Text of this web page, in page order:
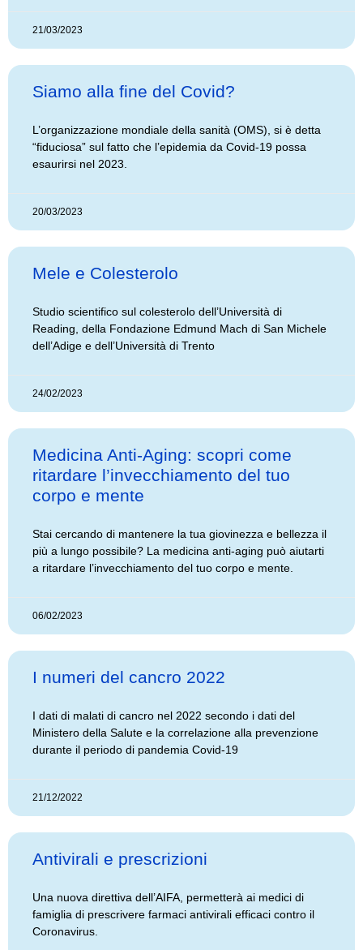
21/03/2023
Siamo alla fine del Covid?
L’organizzazione mondiale della sanità (OMS), si è detta
“fiduciosa” sul fatto che l’epidemia da Covid-19 possa
esaurirsi nel 2023.
20/03/2023
Mele e Colesterolo
Studio scientifico sul colesterolo dell’Università di
Reading, della Fondazione Edmund Mach di San Michele
dell’Adige e dell’Università di Trento
24/02/2023
Medicina Anti-Aging: scopri come
ritardare l’invecchiamento del tuo
corpo e mente
Stai cercando di mantenere la tua giovinezza e bellezza il
più a lungo possibile? La medicina anti-aging può aiutarti
a ritardare l’invecchiamento del tuo corpo e mente.
06/02/2023
I numeri del cancro 2022
I dati di malati di cancro nel 2022 secondo i dati del
Ministero della Salute e la correlazione alla prevenzione
durante il periodo di pandemia Covid-19
21/12/2022
Antivirali e prescrizioni
Una nuova direttiva dell’AIFA, permetterà ai medici di
famiglia di prescrivere farmaci antivirali efficaci contro il
Coronavirus.